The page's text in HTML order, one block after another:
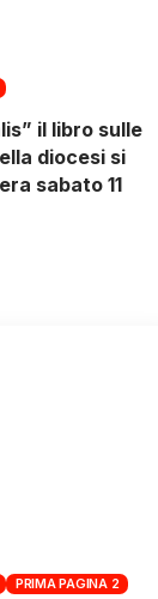
il libro sulle
diocesi si
sabato 11
PRIMA PAGINA 2